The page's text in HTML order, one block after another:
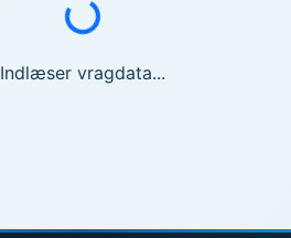
Indlæser...
Indlæser vragdata...